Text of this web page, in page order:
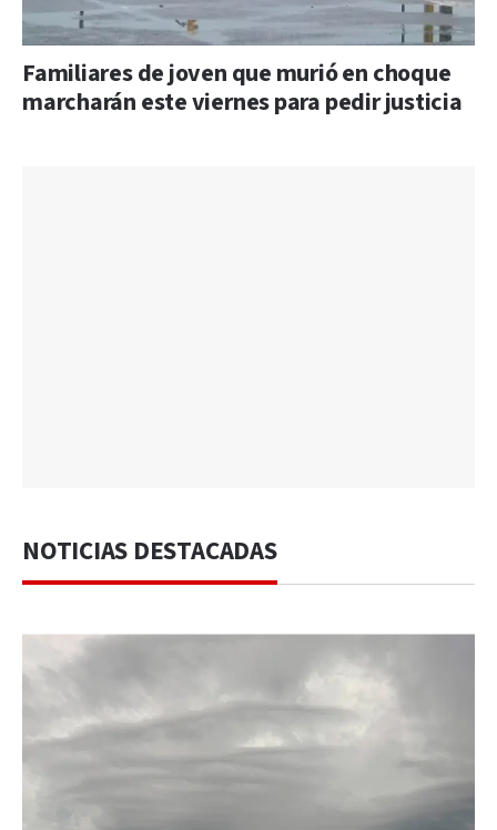
Familiares de joven que murió en choque
marcharán este viernes para pedir justicia
NOTICIAS DESTACADAS